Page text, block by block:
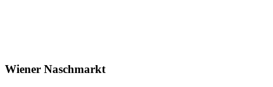
Wiener Naschmarkt